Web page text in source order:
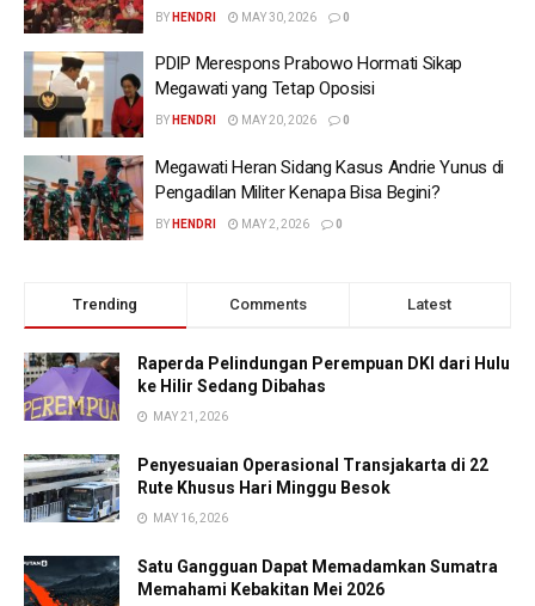
BY HENDRI MAY 30, 2026 0
PDIP Merespons Prabowo Hormati Sikap
Megawati yang Tetap Oposisi
BY HENDRI MAY 20, 2026 0
Megawati Heran Sidang Kasus Andrie Yunus di
Pengadilan Militer Kenapa Bisa Begini?
BY HENDRI MAY 2, 2026 0
Trending Comments Latest
Raperda Pelindungan Perempuan DKI dari Hulu
ke Hilir Sedang Dibahas
MAY 21, 2026
Penyesuaian Operasional Transjakarta di 22
Rute Khusus Hari Minggu Besok
MAY 16, 2026
Satu Gangguan Dapat Memadamkan Sumatra
Memahami Kebakitan Mei 2026